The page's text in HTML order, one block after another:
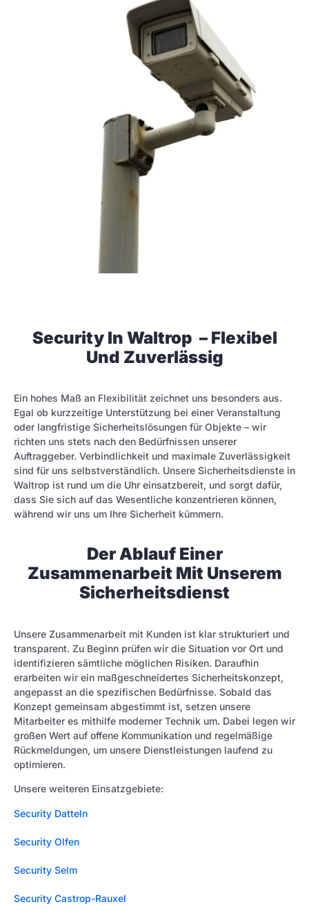
Security In Waltrop – Flexibel
Und Zuverlässig
Ein hohes Maß an Flexibilität zeichnet uns besonders aus.
Egal ob kurzzeitige Unterstützung bei einer Veranstaltung
oder langfristige Sicherheitslösungen für Objekte – wir
richten uns stets nach den Bedürfnissen unserer
Auftraggeber. Verbindlichkeit und maximale Zuverlässigkeit
sind für uns selbstverständlich. Unsere Sicherheitsdienste in
Waltrop ist rund um die Uhr einsatzbereit, und sorgt dafür,
dass Sie sich auf das Wesentliche konzentrieren können,
während wir uns um Ihre Sicherheit kümmern.
Der Ablauf Einer
Zusammenarbeit Mit Unserem
Sicherheitsdienst
Unsere Zusammenarbeit mit Kunden ist klar strukturiert und
transparent. Zu Beginn prüfen wir die Situation vor Ort und
identifizieren sämtliche möglichen Risiken. Daraufhin
erarbeiten wir ein maßgeschneidertes Sicherheitskonzept,
angepasst an die spezifischen Bedürfnisse. Sobald das
Konzept gemeinsam abgestimmt ist, setzen unsere
Mitarbeiter es mithilfe moderner Technik um. Dabei legen wir
großen Wert auf offene Kommunikation und regelmäßige
Rückmeldungen, um unsere Dienstleistungen laufend zu
optimieren.
Unsere weiteren Einsatzgebiete:
Security Datteln
Security Olfen
Security Selm
Security Castrop-Rauxel